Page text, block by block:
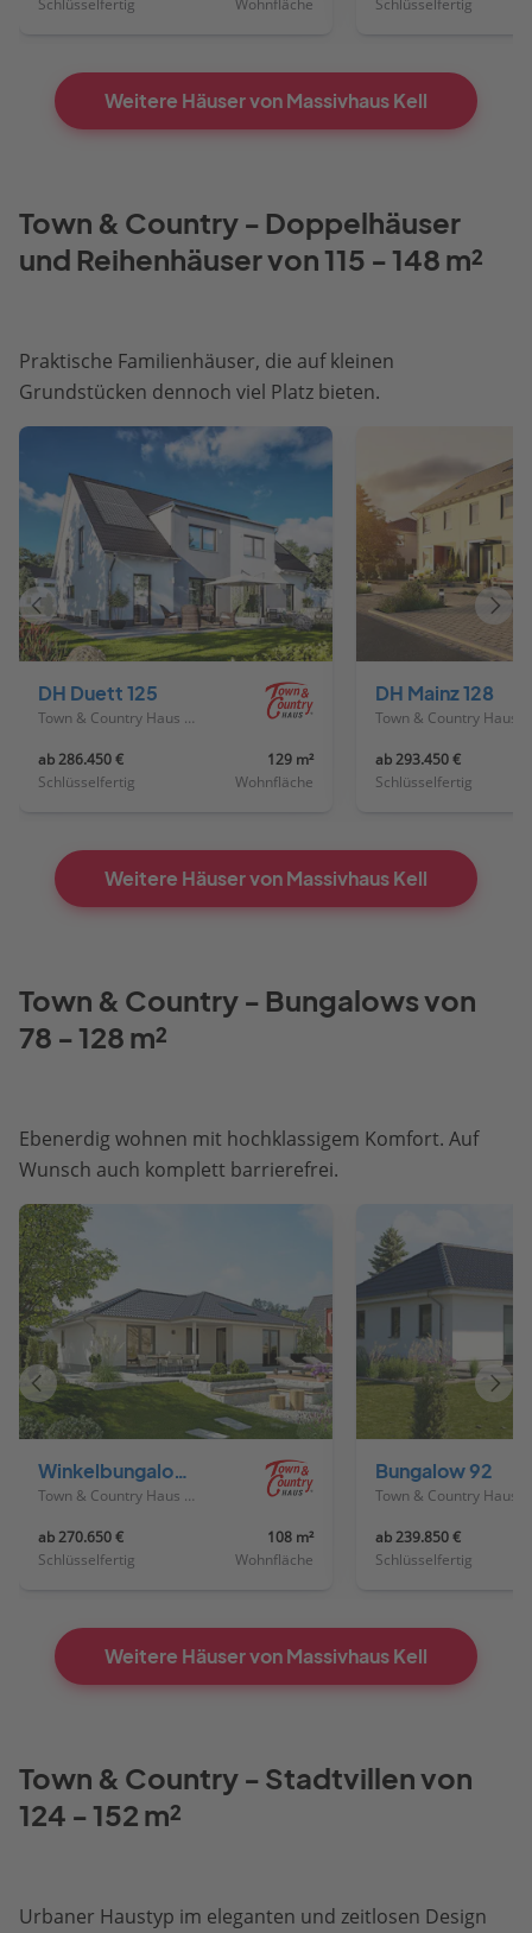
Schlüsselfertig Wohnfläche Schlüsselfertig
Weitere Häuser von Massivhaus Kell
Town & Country - Doppelhäuser
und Reihenhäuser von 115 - 148 m²
Praktische Familienhäuser, die auf kleinen
Grundstücken dennoch viel Platz bieten.
DH Duett 125
Town & Country Haus Deutschland
ab 286.450 €
Schlüsselfertig
129 m²
Wohnfläche
DH Mainz 128
ab 293.450 €
Schlüsselfertig
Vorheriges
Haus
Haus
Weitere Häuser von Massivhaus Kell
Town & Country - Bungalows von
78 - 128 m²
Ebenerdig wohnen mit hochklassigem Komfort. Auf
Wunsch auch komplett barrierefrei.
Winkelbungalow 108
Town & Country Haus Deutschland
ab 270.650 €
Schlüsselfertig
108 m²
Wohnfläche
Bungalow 92
ab 239.850 €
Schlüsselfertig
Vorheriges
Haus
Haus
Weitere Häuser von Massivhaus Kell
Town & Country - Stadtvillen von
124 - 152 m²
Urbaner Haustyp im eleganten und zeitlosen Design